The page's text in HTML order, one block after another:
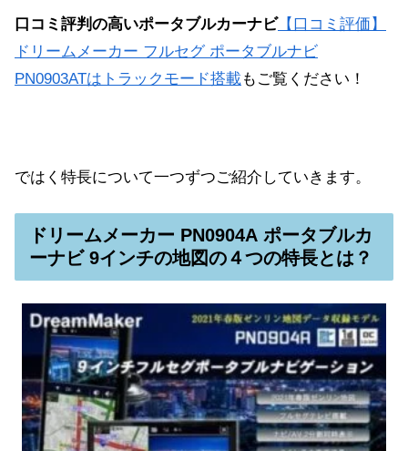
口コミ評判の高いポータブルカーナビ【口コミ評価】
ドリームメーカー フルセグ ポータブルナビ
PN0903ATはトラックモード搭載もご覧ください！
ではく特長について一つずつご紹介していきます。
ドリームメーカー PN0904A ポータブルカ
ーナビ 9インチの地図の４つの特長とは？